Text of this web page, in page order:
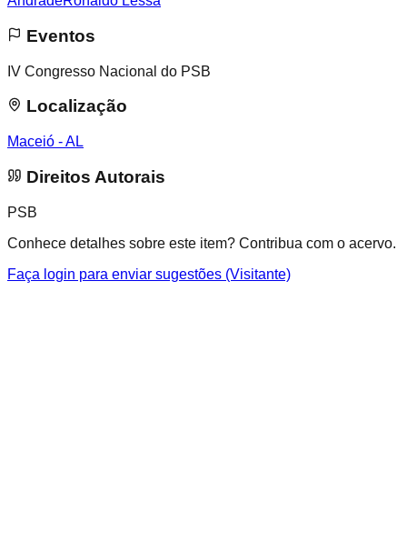
Eventos
IV Congresso Nacional do PSB
Localização
Maceió - AL
Direitos Autorais
PSB
Conhece detalhes sobre este item? Contribua com o acervo.
Faça login para enviar sugestões (Visitante)